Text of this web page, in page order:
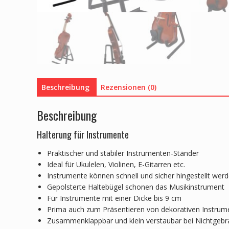
Beschreibung Rezensionen (0)
Beschreibung
Halterung für Instrumente
Praktischer und stabiler Instrumenten-Ständer
Ideal für Ukulelen, Violinen, E-Gitarren etc.
Instrumente können schnell und sicher hingestellt
Gepolsterte Haltebügel schonen das Musikinstrument
Für Instrumente mit einer Dicke bis 9 cm
Prima auch zum Präsentieren von dekorativen
Zusammenklappbar und klein verstaubar bei